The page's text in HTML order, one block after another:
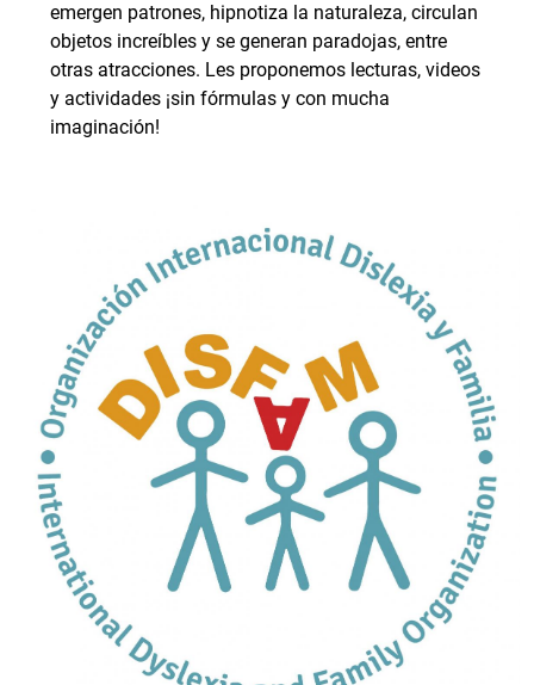
emergen patrones, hipnotiza la naturaleza, circulan
objetos increíbles y se generan paradojas, entre
otras atracciones. Les proponemos lecturas, videos
y actividades ¡sin fórmulas y con mucha
imaginación!